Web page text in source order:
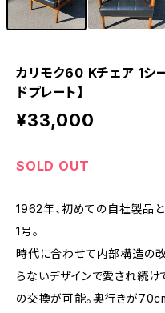
カリモク60 Kチェア 1シ
ドプレート】
¥33,000
SOLD OUT
1962年、初めての自社製品
1号。
時代に合わせて内部構造の
らないデザインで愛され続
の交換が可能。奥行きが